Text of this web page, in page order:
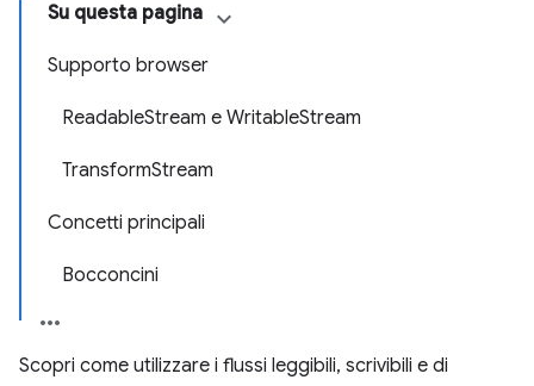
Su questa pagina
Supporto browser
ReadableStream e WritableStream
TransformStream
Concetti principali
Bocconcini
Scopri come utilizzare i flussi leggibili, scrivibili e di